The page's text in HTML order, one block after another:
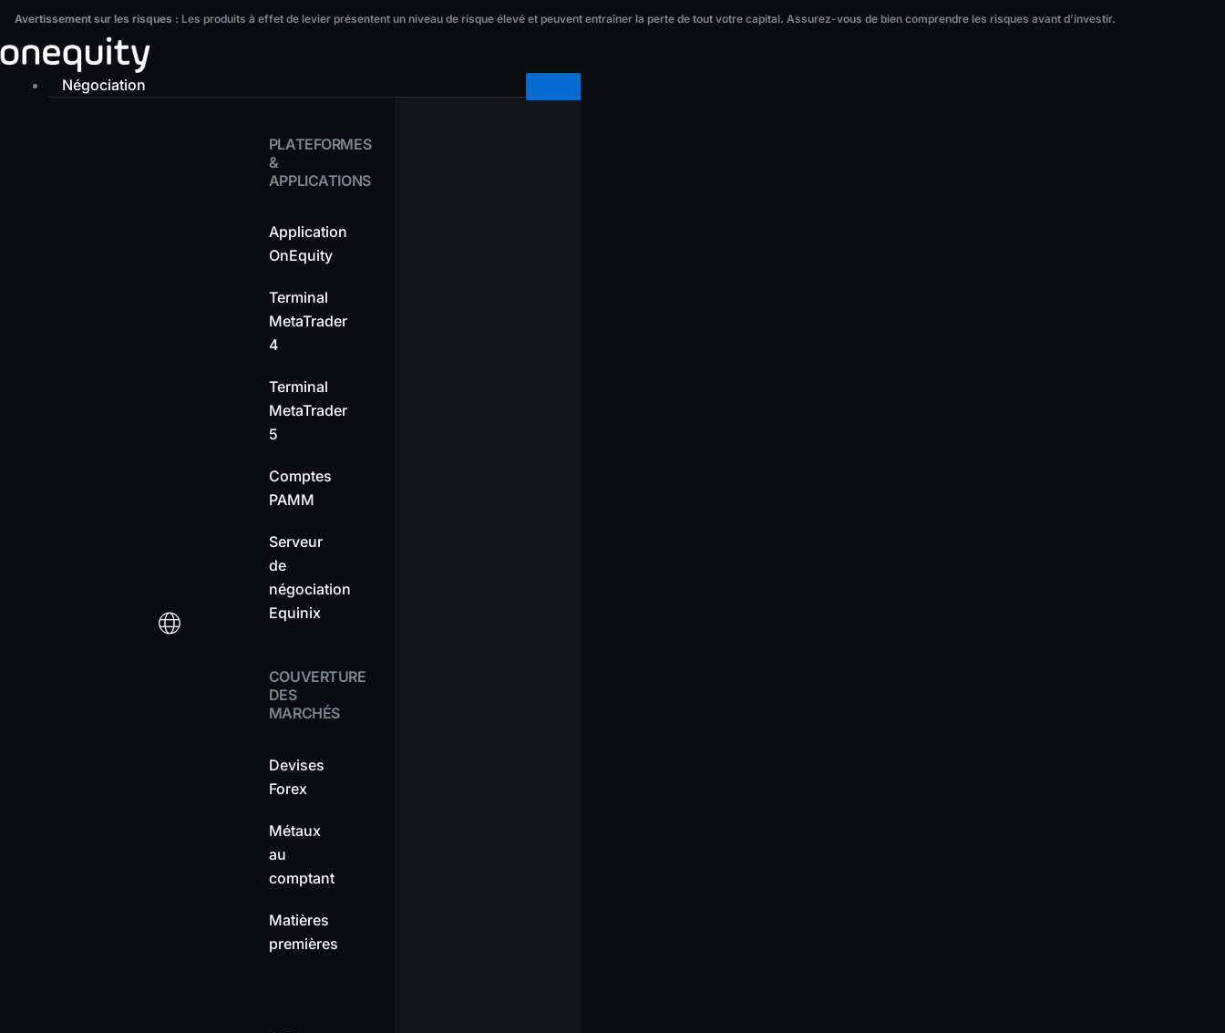
Aller
contenu
Avertissement sur les risques : Les produits à effet de levier présentent un niveau de risque élevé et peuvent entraîner la perte de tout votre capital. Assurez-vous de bien comprendre les risques avant d’investir.
Avertissement sur les risques :Les produits à effet de levier présentent un niveau de risque élevé et peuvent entraîner la perte de tout votre capital. Assurez-vous de bien comprendre les risques avant d’investir.
Négociation
PLATEFORMES
&
APPLICATIONS
Application
OnEquity
Terminal
MetaTrader
4
Terminal
MetaTrader
5
Comptes
PAMM
Serveur
de
négociation
Equinix
COUVERTURE
DES
MARCHÉS
Devises
Forex
Métaux
au
comptant
Matières
premières